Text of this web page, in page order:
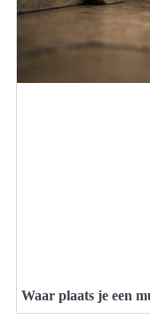
Waar plaats je een